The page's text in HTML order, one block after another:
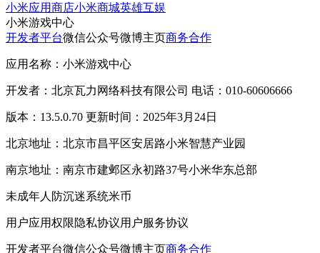
小米应用商店小米商城英雄互娱
小米游戏中心
开发者平台微信公众号微博主页商务合作
应用名称：小米游戏中心
开发者：北京瓦力网络科技有限公司 电话：010-60606666
版本：13.5.0.70 更新时间：2025年3月24日
北京地址：北京市昌平区安居路小米智慧产业园
南京地址：南京市建邺区永初路37号小米华东总部
未成年人防沉迷系统米币
用户应用权限隐私协议用户服务协议
开发者平台微信公众号微博主页商务合作